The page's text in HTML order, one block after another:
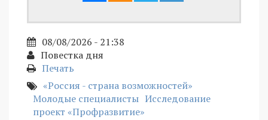
08/08/2026 - 21:38
Повестка дня
Печать
«Россия - страна возможностей»
Молодые специалисты Исследование
проект «Профразвитие»